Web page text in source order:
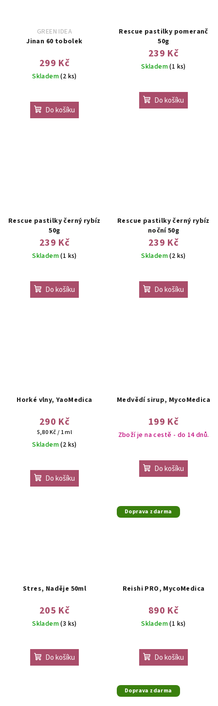
GREEN IDEA
Jinan 60 tobolek
299 Kč
Skladem(2 ks)
Do košíku
Rescue pastilky pomeranč
50g
239 Kč
Skladem(1 ks)
Do košíku
Rescue pastilky černý rybíz
50g
239 Kč
Skladem(1 ks)
Do košíku
Rescue pastilky černý rybíz
noční 50g
239 Kč
Skladem(2 ks)
Do košíku
Horké vlny, YaoMedica
290 Kč
Měrná
cena:
5,80 Kč / 1 ml
Skladem(2 ks)
Do košíku
Medvědí sirup, MycoMedica
199 Kč
Zboží je na cestě - do 14 dnů.
Do košíku
Stres, Naděje 50ml
205 Kč
Skladem(3 ks)
Do košíku
Doprava zdarma
Reishi PRO, MycoMedica
890 Kč
Skladem(1 ks)
Do košíku
Doprava zdarma